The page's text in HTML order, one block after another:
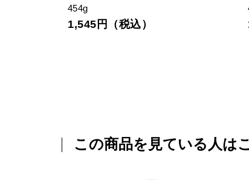
454g
1,545円（税込）
この商品を見ている人は